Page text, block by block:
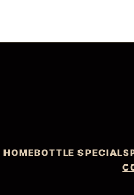
HOMEBOTTLE SPECIALS